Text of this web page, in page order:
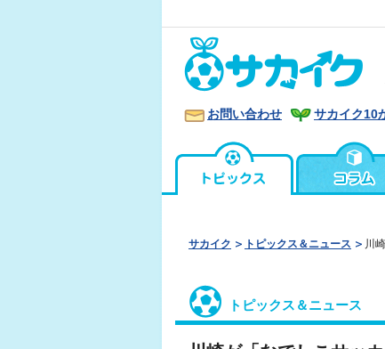
お問い合わせ サカイク10
サカイク トピックス＆ニュース 川
トピックス＆ニュース